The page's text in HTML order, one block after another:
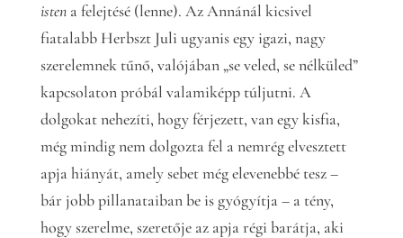
istena felejtésé (lenne). Az Annánál kicsivel
fiatalabb Herbszt Juli ugyanis egy igazi, nagy
szerelemnek tűnő, valójában „se veled, se nélküled”
kapcsolaton próbál valamiképp túljutni. A
dolgokat nehezíti, hogy férjezett, van egy kisfia,
még mindig nem dolgozta fel a nemrég elvesztett
apja hiányát, amely sebet még elevenebbé tesz –
bár jobb pillanataiban be is gyógyítja – a tény,
hogy szerelme, szeretője az apja régi barátja, aki